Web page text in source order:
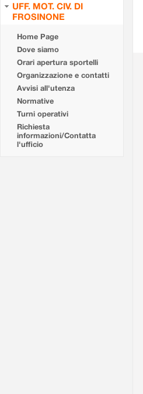
UFF. MOT. CIV. DI
FROSINONE
Home Page
Dove siamo
Orari apertura sportelli
Organizzazione e contatti
Avvisi all'utenza
Normative
Turni operativi
Richiesta
informazioni/Contatta
l'ufficio